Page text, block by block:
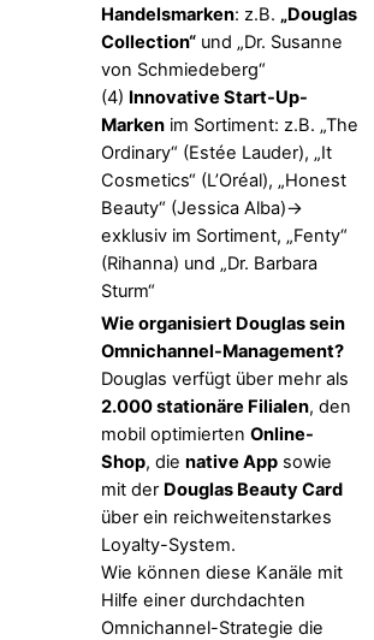
Handelsmarken: z.B. „Douglas
Collection“ und „Dr. Susanne
von Schmiedeberg“
(4) Innovative Start-Up-
Marken im Sortiment: z.B. „The
Ordinary“ (Estée Lauder), „It
Cosmetics“ (L’Oréal), „Honest
Beauty“ (Jessica Alba)->
exklusiv im Sortiment, „Fenty“
(Rihanna) und „Dr. Barbara
Sturm“
Wie organisiert Douglas sein
Omnichannel-Management?
Douglas verfügt über mehr als
2.000 stationäre Filialen, den
mobil optimierten Online-
Shop, die native App sowie
mit der Douglas Beauty Card
über ein reichweitenstarkes
Loyalty-System.
Wie können diese Kanäle mit
Hilfe einer durchdachten
Omnichannel-Strategie die